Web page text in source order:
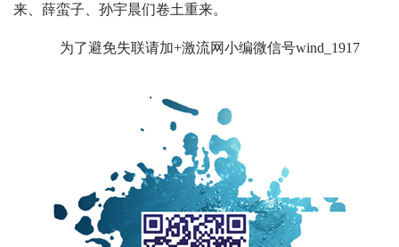
来、薛蛮子、孙宇晨们卷土重来。
为了避免失联请加+激流网小编微信号wind_1917